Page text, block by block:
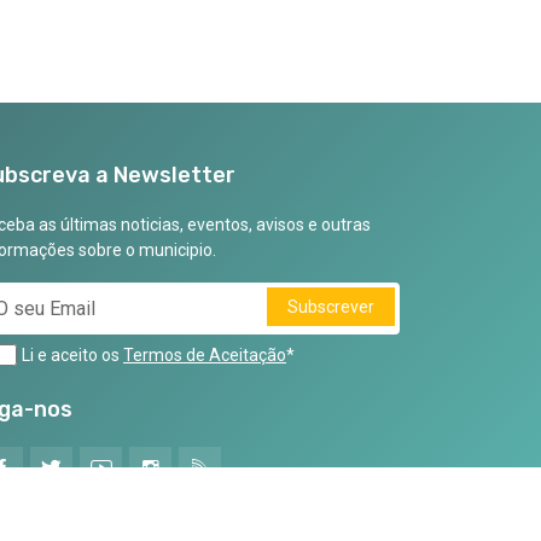
a Newsletter
as últimas noticias, eventos, avisos e outras
sobre o municipio.
Subscrever
Li e aceito os Termos de Aceitação*
nos